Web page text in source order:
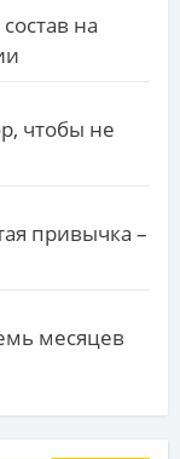
на
чтобы не
привычка –
месяцев